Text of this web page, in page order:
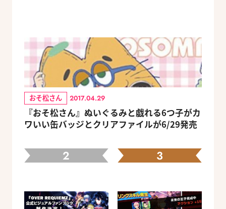
おそ松さん 2017.04.29
『おそ松さん』ぬいぐるみと戯れる6つ子がカ
ワいい缶バッジとクリアファイルが6/29発売
2 3